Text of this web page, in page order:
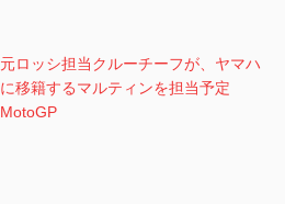
元ロッシ担当クルーチーフが、ヤマハ
に移籍するマルティンを担当予定
MotoGP